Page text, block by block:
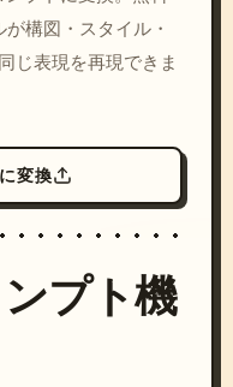
8k --v 6.0
構図・スタイル・
じ表現を再現できま
変換
プト機